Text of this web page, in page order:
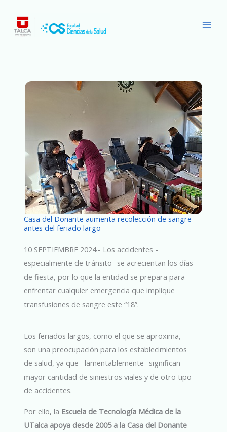
contenido
Casa del Donante aumenta recolección de sangre
antes del feriado largo
10 SEPTIEMBRE 2024.- Los accidentes -
especialmente de tránsito- se acrecientan los días
de fiesta, por lo que la entidad se prepara para
enfrentar cualquier emergencia que implique
transfusiones de sangre este “18”.
Los feriados largos, como el que se aproxima,
son una preocupación para los establecimientos
de salud, ya que –lamentablemente- significan
mayor cantidad de siniestros viales y de otro tipo
de accidentes.
Por ello, la Escuela de Tecnología Médica de la
UTalca apoya desde 2005 a la Casa del Donante